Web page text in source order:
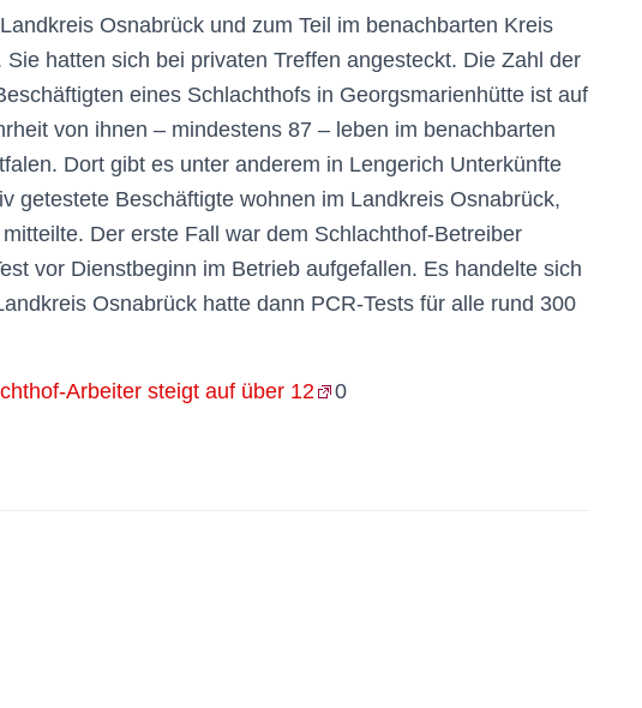
Osnabrück und zum Teil im benachbarten Kreis
hatten sich bei privaten Treffen angesteckt. Die Zahl der
eines Schlachthofs in Georgsmarienhütte ist auf
von ihnen – mindestens 87 – leben im benachbarten
Dort gibt es unter anderem in Lengerich Unterkünfte
getestete Beschäftigte wohnen im Landkreis Osnabrück,
Der erste Fall war dem Schlachthof-Betreiber
vor Dienstbeginn im Betrieb aufgefallen. Es handelte sich
Osnabrück hatte dann PCR-Tests für alle rund 300
Arbeiter steigt auf über 12 0